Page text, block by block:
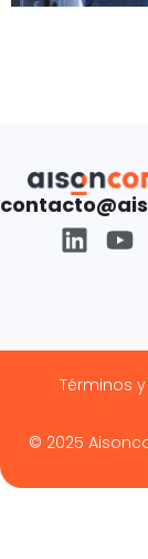
© 2025
Términos